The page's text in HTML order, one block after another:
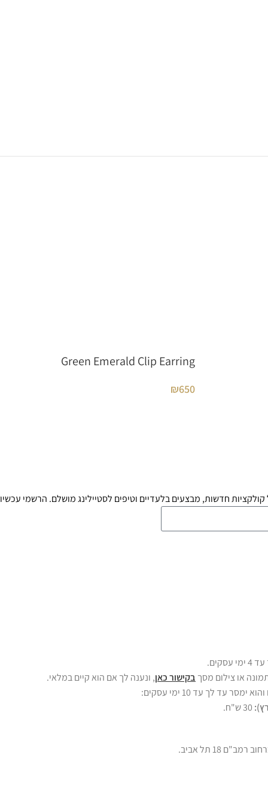
Green Emerald Clip Earring
₪650
חדשות, מבצעים בלעדיים וטיפים לסטיילינג מושלם. הרשמי עכשיו
או צילום מסך בקישור כאן, ונענה לך אם הוא קיים במלאי.
עד לך עד 10 ימי עסקים:
18 תל אביב.